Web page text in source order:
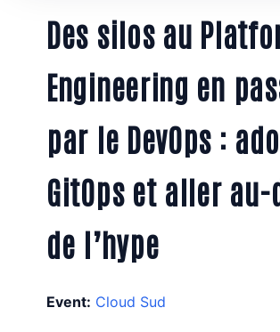
Des silos au
Engineering en
par le DevOps :
GitOps et aller au-
de l’hype
Event: Cloud Sud